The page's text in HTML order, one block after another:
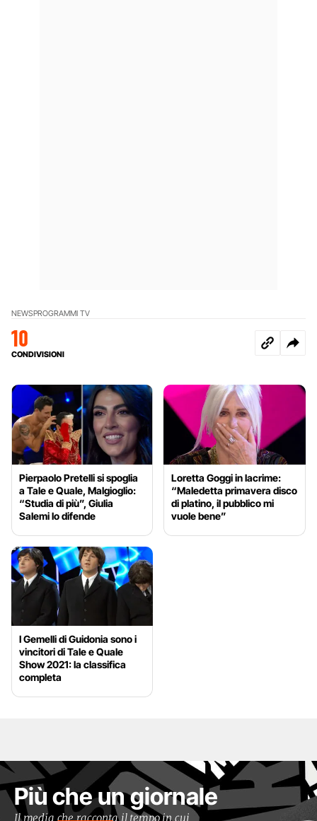
NEWSPROGRAMMI TV
10
CONDIVISIONI
Pierpaolo Pretelli si spoglia
a Tale e Quale, Malgioglio:
“Studia di più”, Giulia
Salemi lo difende
Loretta Goggi in lacrime:
“Maledetta primavera disco
di platino, il pubblico mi
vuole bene”
I Gemelli di Guidonia sono i
vincitori di Tale e Quale
Show 2021: la classifica
completa
Più che un giornale
Il media che racconta il tempo in cui